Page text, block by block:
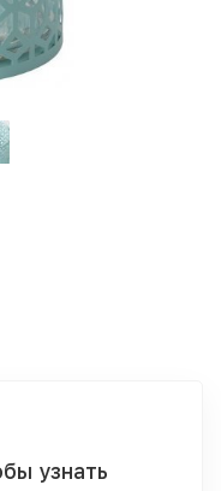
узнать